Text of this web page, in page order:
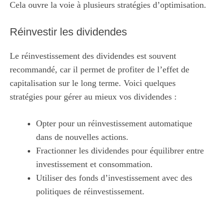
Cela ouvre la voie à plusieurs stratégies d’optimisation.
Réinvestir les dividendes
Le réinvestissement des dividendes est souvent
recommandé, car il permet de profiter de l’effet de
capitalisation sur le long terme. Voici quelques
stratégies pour gérer au mieux vos dividendes :
Opter pour un réinvestissement automatique
dans de nouvelles actions.
Fractionner les dividendes pour équilibrer entre
investissement et consommation.
Utiliser des fonds d’investissement avec des
politiques de réinvestissement.